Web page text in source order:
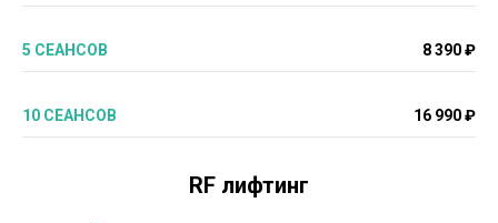
5 СЕАНСОВ 8 390 ₽
10 СЕАНСОВ 16 990 ₽
RF лифтинг